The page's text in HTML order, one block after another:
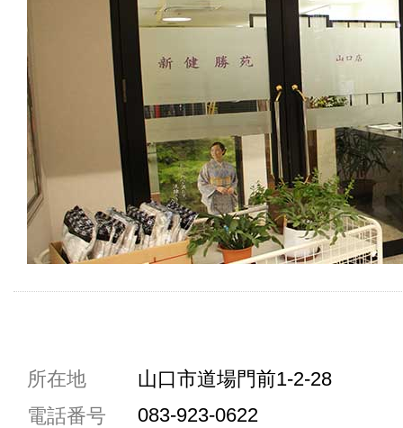
共通駐車券加盟店
所在地
山口市道場門前1-2-28
電話番号
083-923-0622